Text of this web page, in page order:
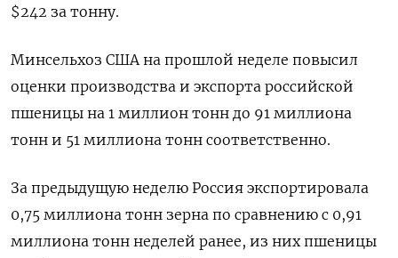
$242 за тонну.
Минсельхоз США на прошлой неделе повысил
оценки производства и экспорта российской
пшеницы на 1 миллион тонн до 91 миллиона
тонн и 51 миллиона тонн соответственно.
За предыдущую неделю Россия экспортировала
0,75 миллиона тонн зерна по сравнению с 0,91
миллиона тонн неделей ранее, из них пшеницы